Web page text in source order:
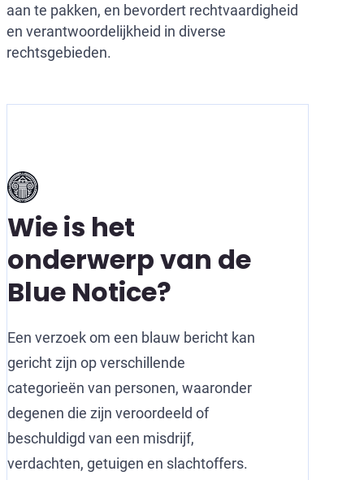
aan te pakken, en bevordert rechtvaardigheid
en verantwoordelijkheid in diverse
rechtsgebieden.
Wie is het
onderwerp van de
Blue Notice?
Een verzoek om een blauw bericht kan
gericht zijn op verschillende
categorieën van personen, waaronder
degenen die zijn veroordeeld of
beschuldigd van een misdrijf,
verdachten, getuigen en slachtoffers.